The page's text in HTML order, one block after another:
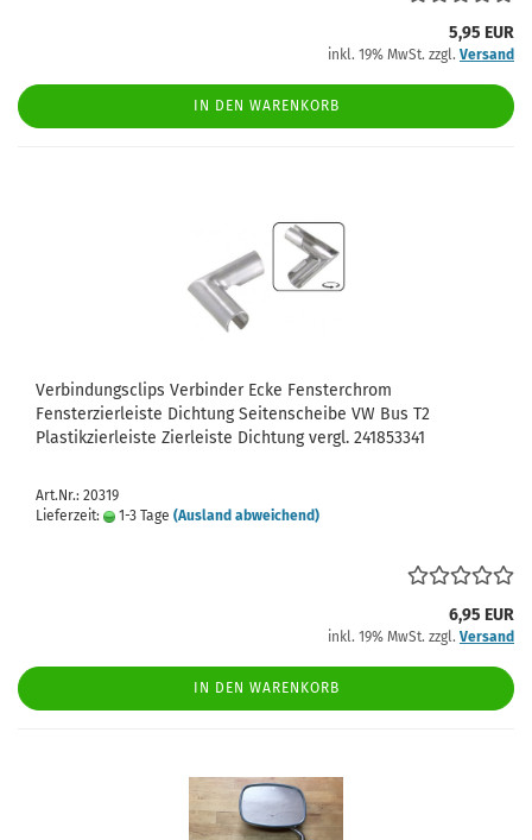
5,95 EUR
inkl. 19% MwSt. zzgl. Versand
IN DEN WARENKORB
Verbindungsclips Verbinder Ecke Fensterchrom
Fensterzierleiste Dichtung Seitenscheibe VW Bus T2
Plastikzierleiste Zierleiste Dichtung vergl. 241853341
Art.Nr.: 20319
Lieferzeit:
1-3 Tage (Ausland abweichend)
6,95 EUR
inkl. 19% MwSt. zzgl. Versand
IN DEN WARENKORB